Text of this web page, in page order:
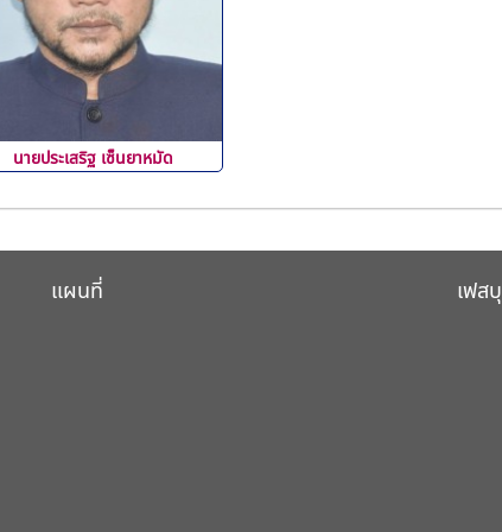
นายประเสริฐ เซ็นยาหมัด
แผนที่ เฟส